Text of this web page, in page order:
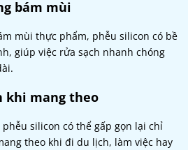
bám mùi
mùi thực phẩm, phễu silicon có bề
giúp việc rửa sạch nhanh chóng
khi mang theo
silicon có thể gấp gọn lại chỉ
theo khi đi du lịch, làm việc hay